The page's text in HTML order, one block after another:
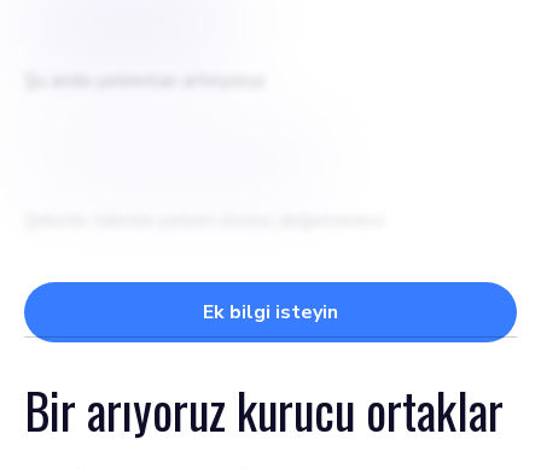
Ek bilgi isteyin
Bir arıyoruz kurucu ortaklar